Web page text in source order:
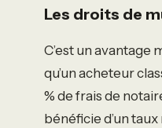
Les droits de
C’est un avantage
qu’un acheteur
% de frais de
bénéficie d’un